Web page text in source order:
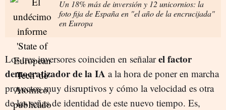
Un 18% más de inversión y 12 unicornios: la
foto fija de España en "el año de la encrucijada"
en Europa
Los tres inversores coinciden en señalarel factor
democratizador de la IA a la hora de poner en marcha
proyectos muy disruptivos y cómo la velocidad es otra
de las señas de identidad de este nuevo tiempo. Es,